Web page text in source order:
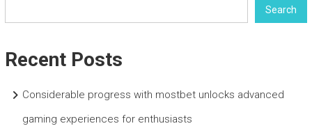
Search
Recent Posts
Considerable progress with mostbet unlocks advanced
gaming experiences for enthusiasts